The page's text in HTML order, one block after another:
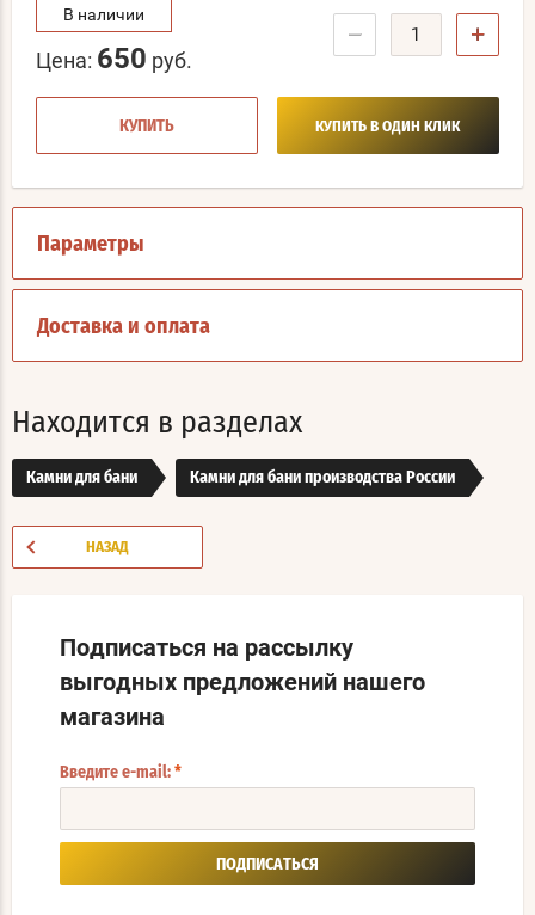
В наличии
Цена: 650 руб.
− +
КУПИТЬ КУПИТЬ В ОДИН КЛИК
Параметры
Доставка и оплата
Находится в разделах
Камни для бани Камни для бани производства России
НАЗАД
Подписаться на рассылку
выгодных предложений нашего
магазина
Введите e-mail: *
ПОДПИСАТЬСЯ